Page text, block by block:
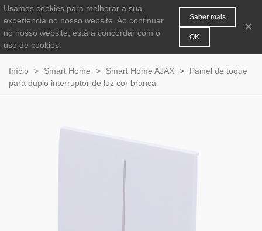
0
Início > Smart Home > Smart Home AJAX >
Painel de toque
para duplo interruptor de luz cor branca
Usamos cookies para melhorar a sua
experiencia no nosso website. Ao continuar
no nosso website, está a concordar com o
uso de cookies.
Saber mais
OK
×